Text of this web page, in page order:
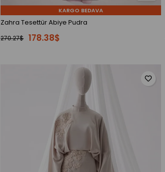
KARGO BEDAVA
Zahra Tesettür Abiye Pudra
178.38$
270.27$